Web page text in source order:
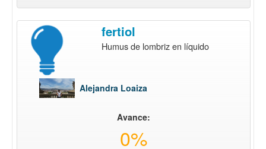
fertiol
Humus de lombriz en líquido
Alejandra Loaiza
Avance:
0%